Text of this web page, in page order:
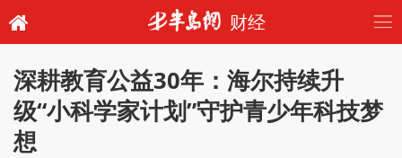
财经
深耕教育公益30年：海尔持续升
级“小科学家计划”守护青少年科技梦
想